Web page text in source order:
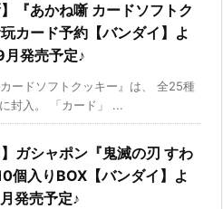
】『あかね噺 カードソフトク
カード予約【バンダイ】よ
発売予定♪
カードソフトクッキー』は、 全25種
封入。 「カード」 ...
】ガシャポン『鬼滅の刃 すわ
個入りBOX【バンダイ】よ
発売予定♪